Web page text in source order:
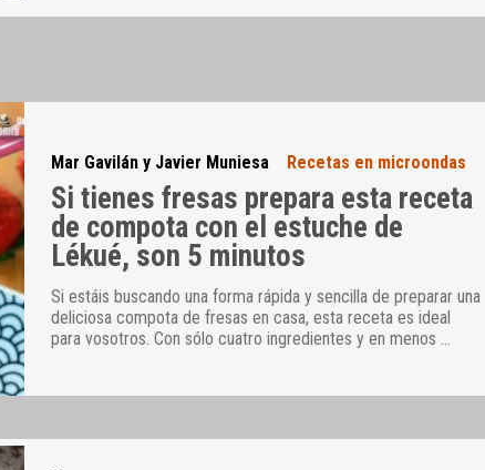
Mar Gavilán y Javier Muniesa Recetas en microondas
Si tienes fresas prepara esta receta
de compota con el estuche de
Lékué, son 5 minutos
Si estáis buscando una forma rápida y sencilla de preparar una
deliciosa compota de fresas en casa, esta receta es ideal
para vosotros. Con sólo cuatro ingredientes y en menos …